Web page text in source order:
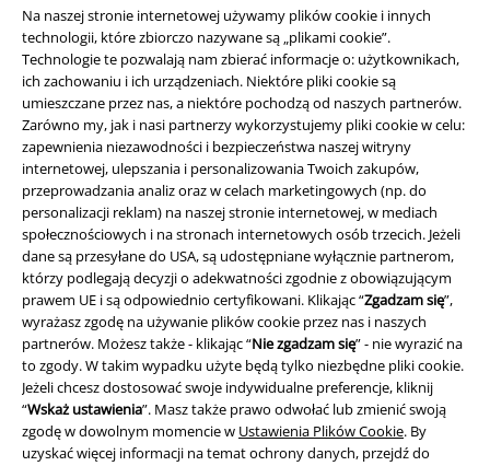
Na naszej stronie internetowej używamy plików cookie i innych
technologii, które zbiorczo nazywane są „plikami cookie”.
Technologie te pozwalają nam zbierać informacje o: użytkownikach,
ich zachowaniu i ich urządzeniach. Niektóre pliki cookie są
umieszczane przez nas, a niektóre pochodzą od naszych partnerów.
Zarówno my, jak i nasi partnerzy wykorzystujemy pliki cookie w celu:
zapewnienia niezawodności i bezpieczeństwa naszej witryny
internetowej, ulepszania i personalizowania Twoich zakupów,
przeprowadzania analiz oraz w celach marketingowych (np. do
personalizacji reklam) na naszej stronie internetowej, w mediach
społecznościowych i na stronach internetowych osób trzecich. Jeżeli
dane są przesyłane do USA, są udostępniane wyłącznie partnerom,
którzy podlegają decyzji o adekwatności zgodnie z obowiązującym
prawem UE i są odpowiednio certyfikowani. Klikając “Zgadzam się”,
wyrażasz zgodę na używanie plików cookie przez nas i naszych
partnerów. Możesz także - klikając “Nie zgadzam się” - nie wyrazić na
to zgody. W takim wypadku użyte będą tylko niezbędne pliki cookie.
Jeżeli chcesz dostosować swoje indywidualne preferencje, kliknij
“Wskaż ustawienia”. Masz także prawo odwołać lub zmienić swoją
zgodę w dowolnym momencie w Ustawienia Plików Cookie. By
uzyskać więcej informacji na temat ochrony danych, przejdź do
Informacje prawne
Regulamin
Dane firmy
Polityka prywatności